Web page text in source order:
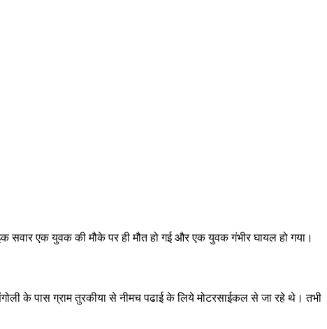
सवार एक युवक की मौके पर ही मौत हो गई और एक युवक गंभीर घायल हो गया।
के पास ग्राम तुरकीया से नीमच पढाई के लिये मोटरसाईकल से जा रहे थे। तभी